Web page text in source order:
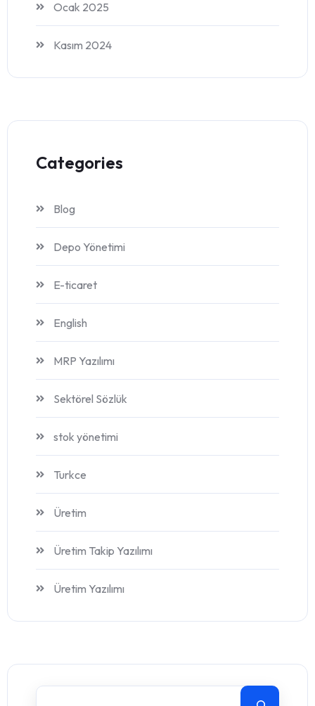
Ocak 2025
Kasım 2024
Categories
Blog
Depo Yönetimi
E-ticaret
English
MRP Yazılımı
Sektörel Sözlük
stok yönetimi
Turkce
Üretim
Üretim Takip Yazılımı
Üretim Yazılımı